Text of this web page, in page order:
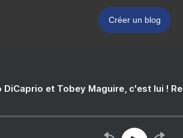
Créer un blog
DiCaprio et Tobey Maguire, c'est lui !